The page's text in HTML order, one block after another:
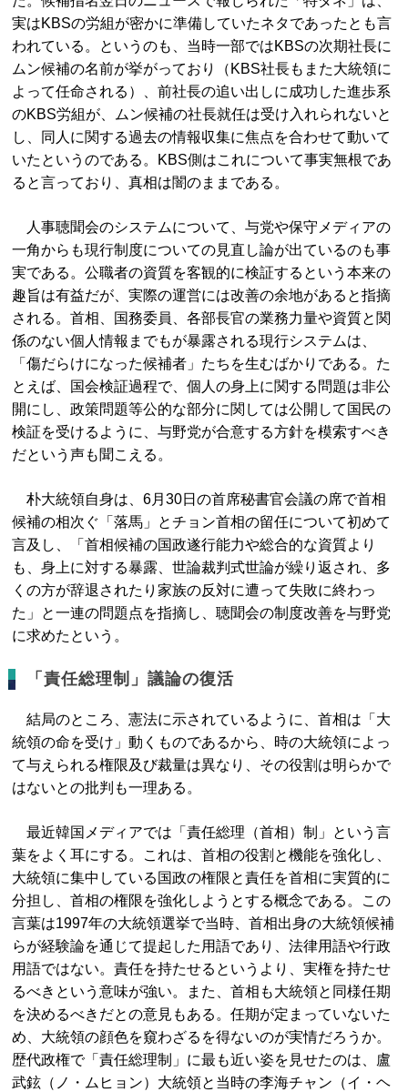
実はKBSの労組が密かに準備していたネタであったとも言
われている。というのも、当時一部ではKBSの次期社長に
ムン候補の名前が挙がっており（KBS社長もまた大統領に
よって任命される）、前社長の追い出しに成功した進歩系
のKBS労組が、ムン候補の社長就任は受け入れられないと
し、同人に関する過去の情報収集に焦点を合わせて動いて
いたというのである。KBS側はこれについて事実無根であ
ると言っており、真相は闇のままである。
人事聴聞会のシステムについて、与党や保守メディアの
一角からも現行制度についての見直し論が出ているのも事
実である。公職者の資質を客観的に検証するという本来の
趣旨は有益だが、実際の運営には改善の余地があると指摘
される。首相、国務委員、各部長官の業務力量や資質と関
係のない個人情報までもが暴露される現行システムは、
「傷だらけになった候補者」たちを生むばかりである。た
とえば、国会検証過程で、個人の身上に関する問題は非公
開にし、政策問題等公的な部分に関しては公開して国民の
検証を受けるように、与野党が合意する方針を模索すべき
だという声も聞こえる。
朴大統領自身は、6月30日の首席秘書官会議の席で首相
候補の相次ぐ「落馬」とチョン首相の留任について初めて
言及し、「首相候補の国政遂行能力や総合的な資質より
も、身上に対する暴露、世論裁判式世論が繰り返され、多
くの方が辞退されたり家族の反対に遭って失敗に終わっ
た」と一連の問題点を指摘し、聴聞会の制度改善を与野党
に求めたという。
「責任総理制」議論の復活
結局のところ、憲法に示されているように、首相は「大
統領の命を受け」動くものであるから、時の大統領によっ
て与えられる権限及び裁量は異なり、その役割は明らかで
はないとの批判も一理ある。
最近韓国メディアでは「責任総理（首相）制」という言
葉をよく耳にする。これは、首相の役割と機能を強化し、
大統領に集中している国政の権限と責任を首相に実質的に
分担し、首相の権限を強化しようとする概念である。この
言葉は1997年の大統領選挙で当時、首相出身の大統領候補
らが経験論を通じて提起した用語であり、法律用語や行政
用語ではない。責任を持たせるというより、実権を持たせ
るべきという意味が強い。また、首相も大統領と同様任期
を決めるべきだとの意見もある。任期が定まっていないた
め、大統領の顔色を窺わざるを得ないのが実情だろうか。
歴代政権で「責任総理制」に最も近い姿を見せたのは、盧
武鉉（ノ・ムヒョン）大統領と当時の李海チャン（イ・ヘ